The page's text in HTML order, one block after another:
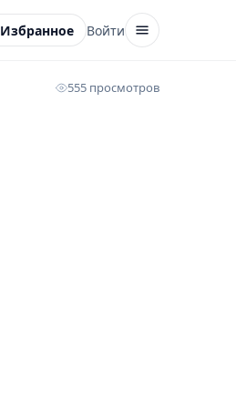
Избранное Войти
555 просмотров